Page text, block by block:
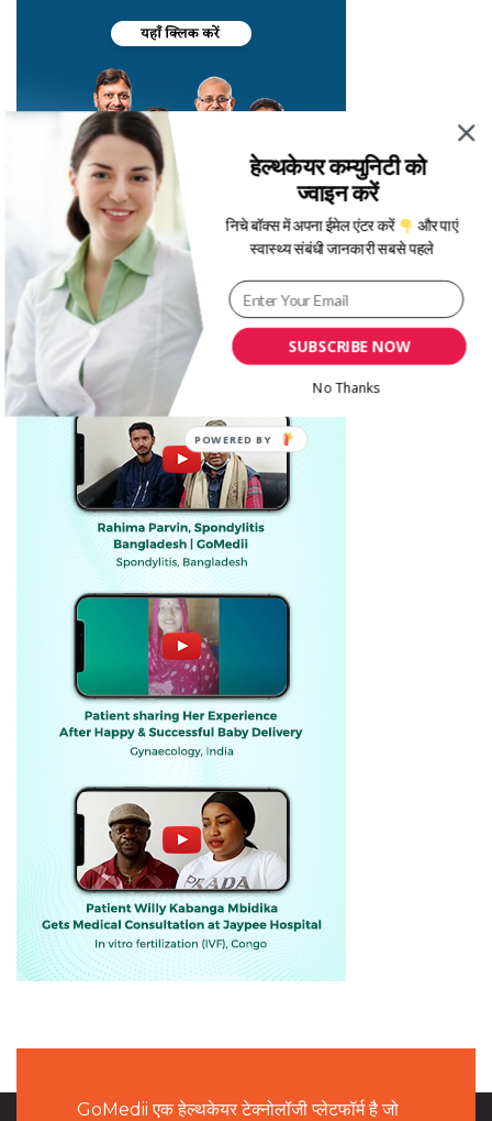
GoMedii एक हेल्थकेयर टेक्नोलॉजी प्लेटफॉर्म है जो
SUBSCRIBE NOW
हेल्थकेयर कम्युनिटी को
ज्वाइन करें
निचे बॉक्स में अपना ईमेल एंटर करें
और पाएं
स्वास्थ्य संबंधी जानकारी सबसे पहले
No Thanks
POWERED BY